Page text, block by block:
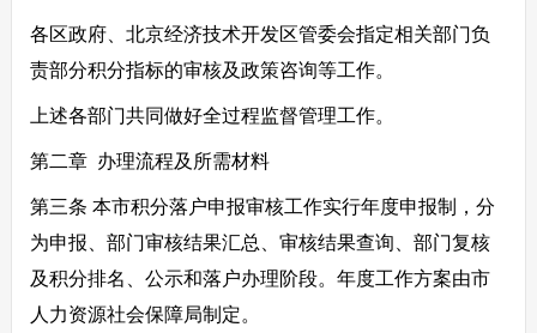
各区政府、北京经济技术开发区管委会指定相关部门负
责部分积分指标的审核及政策咨询等工作。
上述各部门共同做好全过程监督管理工作。
第二章 办理流程及所需材料
第三条 本市积分落户申报审核工作实行年度申报制，分
为申报、部门审核结果汇总、审核结果查询、部门复核
及积分排名、公示和落户办理阶段。年度工作方案由市
人力资源社会保障局制定。